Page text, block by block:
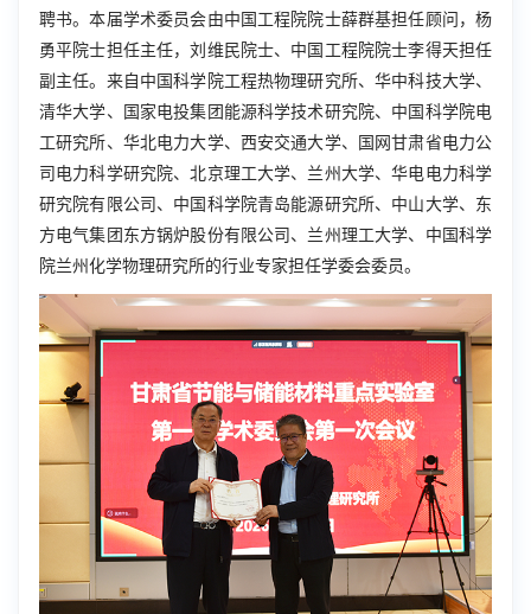
聘书。本届学术委员会由中国工程院院士薛群基担任顾问，杨
勇平院士担任主任，刘维民院士、中国工程院院士李得天担任
副主任。来自中国科学院工程热物理研究所、华中科技大学、
清华大学、国家电投集团能源科学技术研究院、中国科学院电
工研究所、华北电力大学、西安交通大学、国网甘肃省电力公
司电力科学研究院、北京理工大学、兰州大学、华电电力科学
研究院有限公司、中国科学院青岛能源研究所、中山大学、东
方电气集团东方锅炉股份有限公司、兰州理工大学、中国科学
院兰州化学物理研究所的行业专家担任学委会委员。